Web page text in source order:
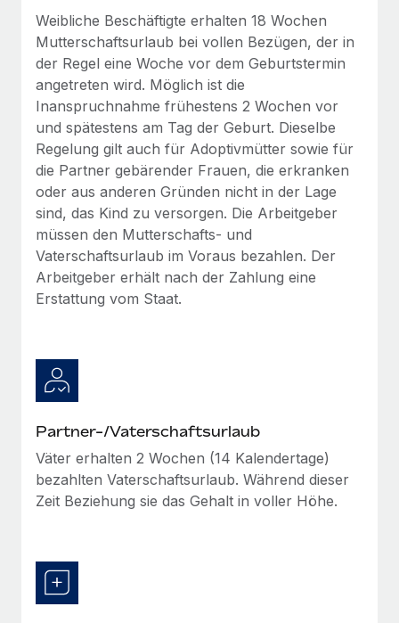
Mobilität und Relocation
Mühelose Relocation von Mitarbeiter:innen
Benefits
Mühelose Verwaltung von Benefits
Auf einen Blick Erfahre mehr über die unglaubliche
Transformation einer weltweit erfolgreichen...
Mehr erfahren
Den Blog erkunden
BLOG
Neues zu Remote-Produkten: Integration mit
Gusto und Zero und Contractor Management
Plus
Auch im neuen Jahr wollen wir bei Remote Unternehmen
aller Größen dabei unterstützen, die beste...
Mehr erfahren
Wie Phiture 55 Mitarbeiter:innen in 19 Ländern
Wachstumsberatung für mobile Apps. Das...
Weibliche Beschäftigte erhalten 18 Wochen
Mutterschaftsurlaub bei vollen Bezügen, der in
der Regel eine Woche vor dem Geburtstermin
angetreten wird. Möglich ist die
Inanspruchnahme frühestens 2 Wochen vor
und spätestens am Tag der Geburt. Dieselbe
Regelung gilt auch für Adoptivmütter sowie für
die Partner gebärender Frauen, die erkranken
oder aus anderen Gründen nicht in der Lage
sind, das Kind zu versorgen. Die Arbeitgeber
müssen den Mutterschafts- und
Vaterschaftsurlaub im Voraus bezahlen. Der
Arbeitgeber erhält nach der Zahlung eine
Erstattung vom Staat.
Partner-/Vaterschaftsurlaub
Väter erhalten 2 Wochen (14 Kalendertage)
bezahlten Vaterschaftsurlaub. Während dieser
Zeit Beziehung sie das Gehalt in voller Höhe.